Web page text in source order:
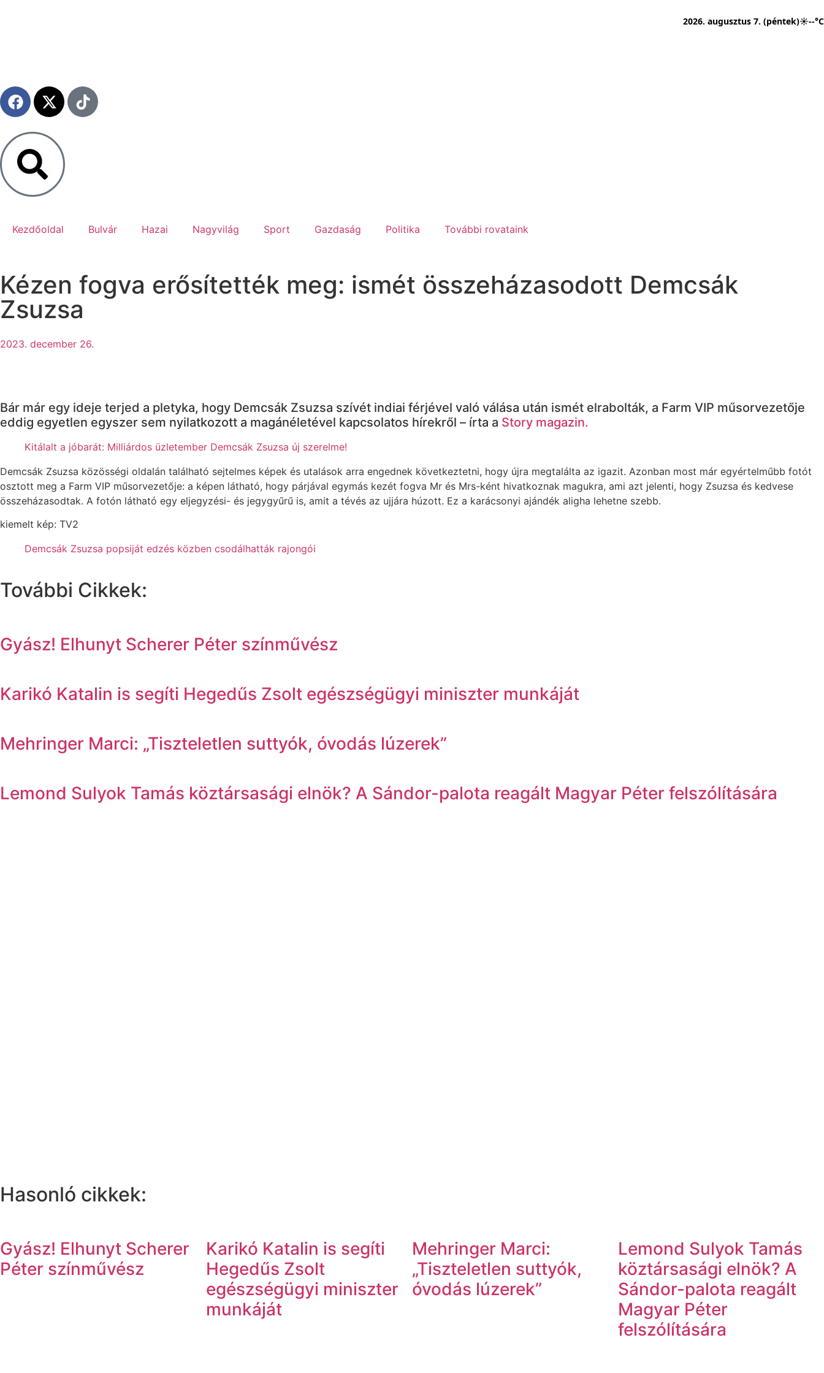
2026. augusztus 7. (péntek)☀--°C
Kezdőoldal Bulvár Hazai Nagyvilág Sport Gazdaság Politika További rovataink
Kézen fogva erősítették meg: ismét összeházasodott Demcsák
Zsuzsa
2023. december 26.
Bár már egy ideje terjed a pletyka, hogy Demcsák Zsuzsa szívét indiai férjével való válása után ismét elrabolták, a Farm VIP műsorvezetője
eddig egyetlen egyszer sem nyilatkozott a magánéletével kapcsolatos hírekről – írta a Story magazin.
Kitálalt a jóbarát: Milliárdos üzletember Demcsák Zsuzsa új szerelme!
Demcsák Zsuzsa közösségi oldalán található sejtelmes képek és utalások arra engednek következtetni, hogy újra megtalálta az igazit. Azonban most már egyértelműbb fotót
osztott meg a Farm VIP műsorvezetője: a képen látható, hogy párjával egymás kezét fogva Mr és Mrs-ként hivatkoznak magukra, ami azt jelenti, hogy Zsuzsa és kedvese
összeházasodtak. A fotón látható egy eljegyzési- és jegygyűrű is, amit a tévés az ujjára húzott. Ez a karácsonyi ajándék aligha lehetne szebb.
kiemelt kép: TV2
Demcsák Zsuzsa popsiját edzés közben csodálhatták rajongói
További Cikkek:
Gyász! Elhunyt Scherer Péter színművész
Karikó Katalin is segíti Hegedűs Zsolt egészségügyi miniszter munkáját
Mehringer Marci: „Tiszteletlen suttyók, óvodás lúzerek”
Lemond Sulyok Tamás köztársasági elnök? A Sándor-palota reagált Magyar Péter felszólítására
Hasonló cikkek:
Gyász! Elhunyt Scherer
Péter színművész
Karikó Katalin is segíti
Hegedűs Zsolt
egészségügyi miniszter
munkáját
Mehringer Marci:
„Tiszteletlen suttyók,
óvodás lúzerek”
Lemond Sulyok Tamás
köztársasági elnök? A
Sándor-palota reagált
Magyar Péter
felszólítására